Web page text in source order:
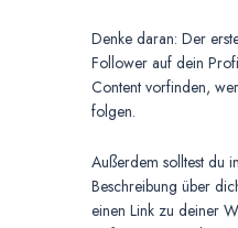
Denke daran: Der
Follower auf dein
Content vorfinden,
folgen.
Außerdem solltest du
Beschreibung über
einen Link zu deiner